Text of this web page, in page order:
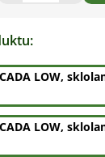
LOW,
LOW,